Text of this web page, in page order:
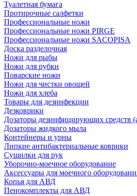
Туалетная бумага
Протирочные салфетки
Профессиональные ножи
Профессиональные ножи PIRGE
Профессиональные ножи SACOPISA
Доска разделочная
Ножи для рыбы
Ножи для рубки
Поварские ножи
Ножи для чистки овощей
Ножи для хлеба
Товары для дезинфекции
Дезковрики
Дозаторы дезинфицирующих средств
Дозаторы жидкого мыла
Контейнеры и урны
Липкие антибактериальные коврики
Сушилки для рук
Уборочно-моечное оборудование
Аксессуары для моечного
Копья для АВД
Пенокомплекты для АВД